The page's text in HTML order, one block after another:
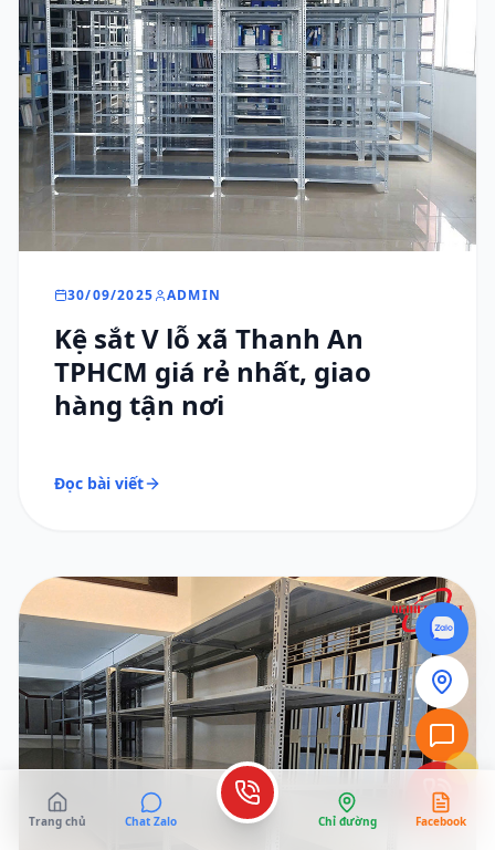
30/09/2025 ADMIN
Kệ sắt V lỗ xã Thanh An
TPHCM giá rẻ nhất, giao
hàng tận nơi
Đọc bài viết
Trang chủ Chat Zalo Chỉ đường Facebook